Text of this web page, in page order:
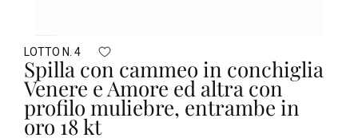
LOTTO N. 4
Spilla con cammeo in conchiglia
Venere e Amore ed altra con
profilo muliebre, entrambe in
oro 18 kt